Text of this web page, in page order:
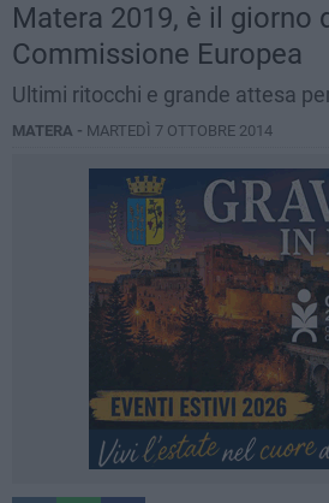
Matera 2019, è il giorno
Commissione Europea
Ultimi ritocchi e grande attesa
MATERA - MARTEDÌ 7 OTTOBRE 2014